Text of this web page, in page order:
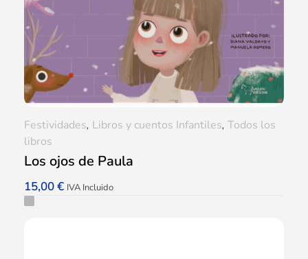
Los ojos de Paula
15,00€ IVA Incluido
Festividades, Libros y cuentos Infantiles, Todos los
libros